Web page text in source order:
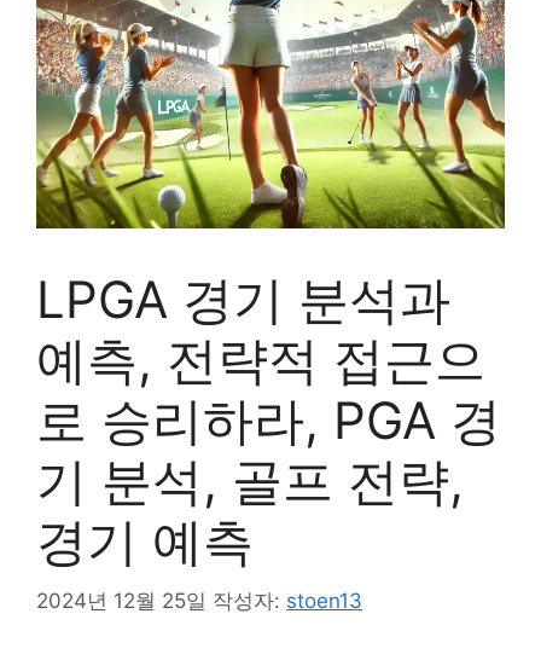
LPGA 경기 분석과
예측, 전략적 접근으
로 승리하라, PGA 경
기 분석, 골프 전략,
경기 예측
2024년 12월 25일 작성자: stoen13